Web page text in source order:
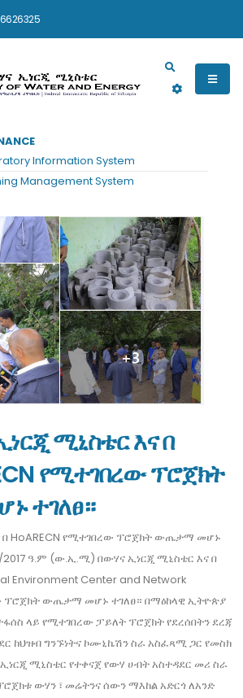
Information System
Management System
ሚኒስቴር እና በ
የሚተገበረው ፕሮጀክት
ተገለፀ።
በ HoARECN የሚተገበረው ፕሮጀክት ውጤታማ መሆኑ
2017 ዓ.ም (ው.ኢ.ሚ) በውሃና ኢነርጂ ሚኒስቴር እና በ
Environment Center and Network
ፕሮጀክት ውጤታማ መሆኑ ተገለፀ። በማዕከላዊ ኢትዮጵያ
ላይ የሚተገበረው ፓይለት ፕሮጀክት የደረሰበትን ደረጃ
ከህዝብ ግንኙነትና ኮሙኒኬሽን ስራ አስፈጻሚ ጋር የመስክ
ሚኒስቴር የተቀናጀ የውሃ ሀብት አስተዳደር መሪ ስራ
ውሃን ፣ መሬትንና ሰውን ማእከል አድርጎ ለአንድ